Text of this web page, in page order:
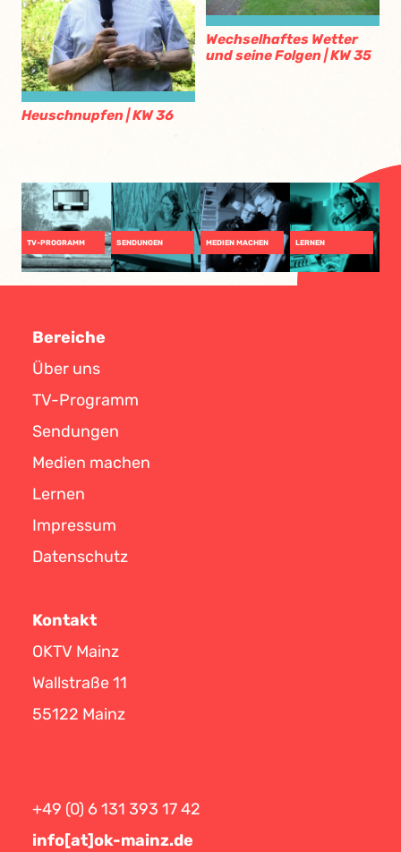
Heuschnupfen | KW 36
Wechselhaftes Wetter
und seine Folgen | KW 35
TV-PROGRAMM SENDUNGEN MEDIEN MACHEN LERNEN
Bereiche
Über uns
TV-Programm
Sendungen
Medien machen
Lernen
Impressum
Datenschutz
Kontakt
OKTV Mainz
Wallstraße 11
55122 Mainz
+49 (0) 6 131 393 17 42
info[at]ok-mainz.de